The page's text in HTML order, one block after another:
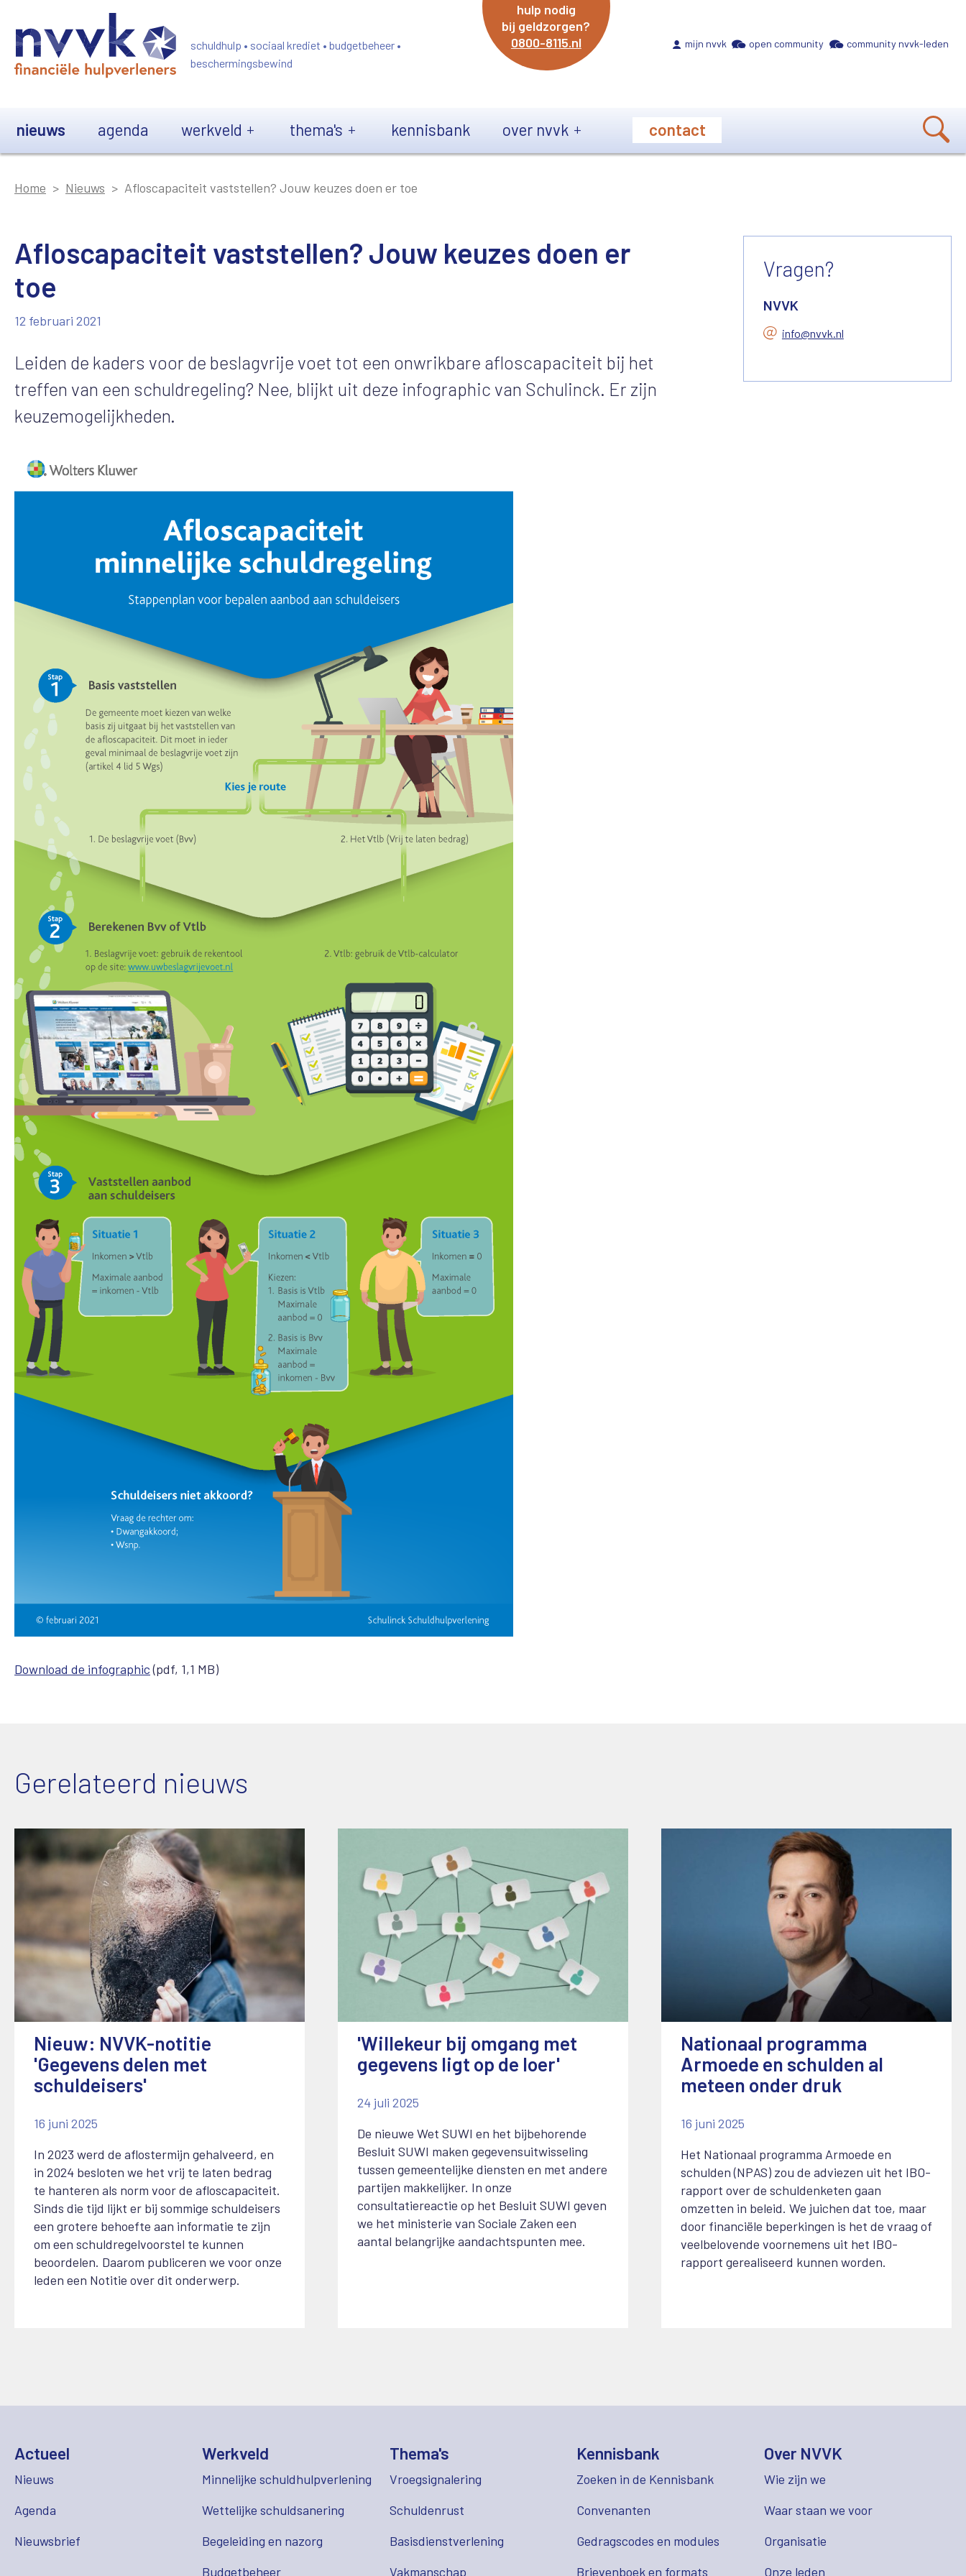
schuldhulp • sociaal krediet • budgetbeheer •
beschermingsbewind
hulp nodig
bij geldzorgen?
0800-8115.nl
mijn nvvk open community community nvvk-leden
nieuws agenda werkveld thema's kennisbank over nvvk contact
Home Nieuws Afloscapaciteit vaststellen? Jouw keuzes doen er toe
Afloscapaciteit vaststellen? Jouw keuzes doen er
toe
12 februari 2021
Leiden de kaders voor de beslagvrije voet tot een onwrikbare afloscapaciteit bij het
treffen van een schuldregeling? Nee, blijkt uit deze infographic van Schulinck. Er zijn
keuzemogelijkheden.
Download de infographic(pdf, 1,1 MB)
Vragen?
NVVK
info@nvvk.nl
Gerelateerd nieuws
Nieuw: NVVK-notitie
'Gegevens delen met
schuldeisers'
16 juni 2025
In 2023 werd de aflostermijn gehalveerd, en
in 2024 besloten we het vrij te laten bedrag
te hanteren als norm voor de afloscapaciteit.
Sinds die tijd lijkt er bij sommige schuldeisers
een grotere behoefte aan informatie te zijn
om een schuldregelvoorstel te kunnen
beoordelen. Daarom publiceren we voor onze
leden een Notitie over dit onderwerp.
'Willekeur bij omgang met
gegevens ligt op de loer'
24 juli 2025
De nieuwe Wet SUWI en het bijbehorende
Besluit SUWI maken gegevensuitwisseling
tussen gemeentelijke diensten en met andere
partijen makkelijker. In onze
consultatiereactie op het Besluit SUWI geven
we het ministerie van Sociale Zaken een
aantal belangrijke aandachtspunten mee.
Nationaal programma
Armoede en schulden al
meteen onder druk
16 juni 2025
Het Nationaal programma Armoede en
schulden (NPAS) zou de adviezen uit het IBO-
rapport over de schuldenketen gaan
omzetten in beleid. We juichen dat toe, maar
door financiële beperkingen is het de vraag of
veelbelovende voornemens uit het IBO-
rapport gerealiseerd kunnen worden.
Actueel
Nieuws
Agenda
Nieuwsbrief
Werkveld
Minnelijke schuldhulpverlening
Wettelijke schuldsanering
Begeleiding en nazorg
Budgetbeheer
Thema's
Vroegsignalering
Schuldenrust
Basisdienstverlening
Vakmanschap
Kennisbank
Zoeken in de Kennisbank
Convenanten
Gedragscodes en modules
Brievenboek en formats
Over NVVK
Wie zijn we
Waar staan we voor
Organisatie
Onze leden